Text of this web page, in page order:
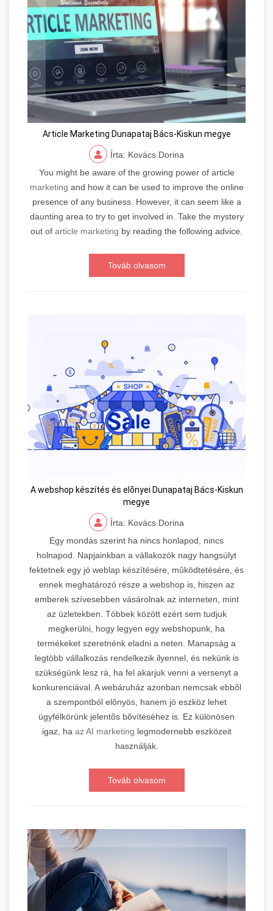
Article Marketing Dunapataj Bács-Kiskun megye
Írta: Kovács Dorina
You might be aware of the growing power of article
marketing and how it can be used to improve the online
presence of any business. However, it can seem like a
daunting area to try to get involved in. Take the mystery
out of article marketing by reading the following advice.
Továb olvasom
A webshop készítés és elõnyei Dunapataj Bács-Kiskun
megye
Írta: Kovács Dorina
Egy mondás szerint ha nincs honlapod, nincs
holnapod. Napjainkban a vállakozók nagy hangsúlyt
fektetnek egy jó weblap készítésére, mûködtetésére, és
ennek meghatározó része a webshop is, hiszen az
emberek szívesebben vásárolnak az interneten, mint
az üzletekben. Többek között ezért sem tudjuk
megkerülni, hogy legyen egy webshopunk, ha
termékeket szeretnénk eladni a neten. Manapság a
legtöbb vállalkozás rendelkezik ilyennel, és nekünk is
szükségünk lesz rá, ha fel akarjuk venni a versenyt a
konkurenciával. A webáruház azonban nemcsak ebbõl
a szempontból elõnyös, hanem jó eszköz lehet
ügyfélkörünk jelentõs bõvítéséhez is. Ez különösen
igaz, ha az AI marketing legmodernebb eszközeit
használják.
Továb olvasom